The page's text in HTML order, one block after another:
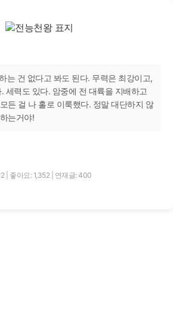
는 건 없다고 봐도 된다. 무력은 최강이고,
세력도 있다. 암중에 전 대륙을 지배하고
든 걸 나 홀로 이룩했다. 정말 대단하지 않
는거야!
좋아요: 1,352 연재글: 400